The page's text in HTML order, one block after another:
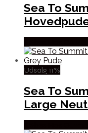
Sea To
Udsalg 11%
Sea To
Large